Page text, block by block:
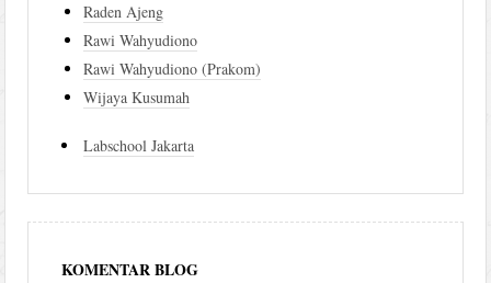
Raden Ajeng
Rawi Wahyudiono
Rawi Wahyudiono (Prakom)
Wijaya Kusumah
Labschool Jakarta
KOMENTAR BLOG